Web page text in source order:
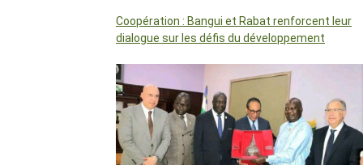
Coopération : Bangui et Rabat renforcent leur
dialogue sur les défis du développement